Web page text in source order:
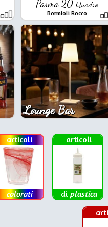
Parma 20 Quadro
Bormioli Rocco
Lounge Bar
articoli
colorati
articoli
di plastica